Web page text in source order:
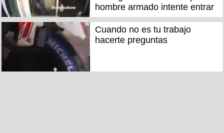
hombre armado intente entrar
Cuando no es tu trabajo
hacerte preguntas